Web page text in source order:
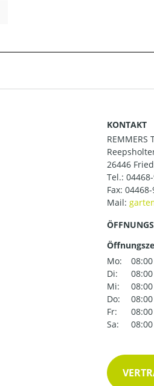
KONTAKT
REMMERS
26446
Tel.:
Fax:
Mail:
Mo:
Di:
Mi:
Do:
Fr:
Sa: